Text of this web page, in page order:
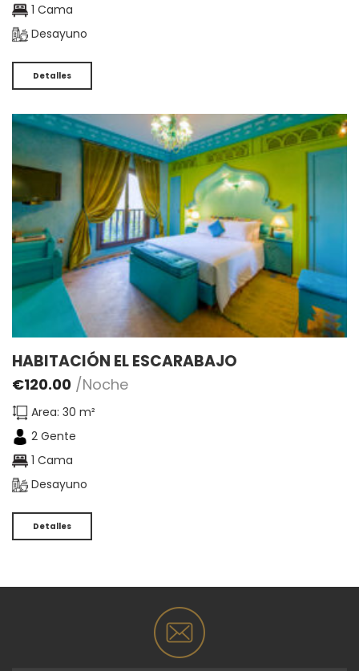
1 Cama
Desayuno
Detalles
HABITACIÓN EL ESCARABAJO
€120.00 /Noche
Area: 30 m²
2 Gente
1 Cama
Desayuno
Detalles